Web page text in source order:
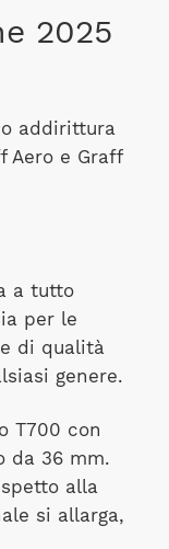
2025
addirittura
Aero e Graff
a tutto
per le
di qualità
genere.
T700 con
da 36 mm.
alla
si allarga,